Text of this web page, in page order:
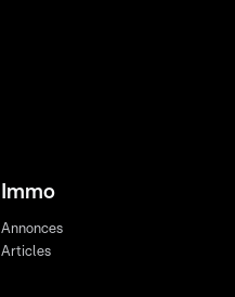
Immo
Annonces
Articles